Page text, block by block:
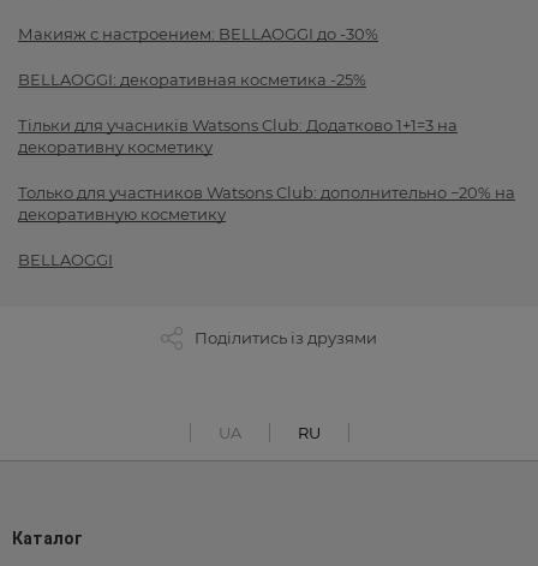
Макияж с настроением: BELLAOGGI до -30%
BELLAOGGI: декоративная косметика -25%
Тільки для учасників Watsons Club: Додатково 1+1=3 на
декоративну косметику
Только для участников Watsons Club: дополнительно −20% на
декоративную косметику
BELLAOGGI
Поділитись із друзями
UA RU
Каталог